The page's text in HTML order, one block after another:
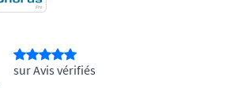
sur Avis vérifiés